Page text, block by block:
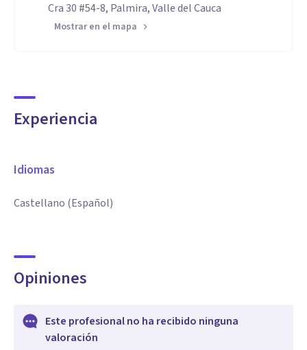
Cra 30 #54-8, Palmira, Valle del Cauca
Mostrar en el mapa
Experiencia
Idiomas
Castellano (Español)
Opiniones
Este profesional no ha recibido ninguna
valoración